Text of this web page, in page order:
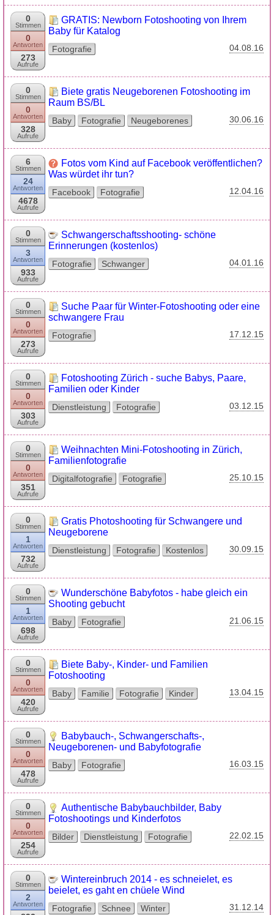
0
Stimmen
0
Antworten
273
Aufrufe
GRATIS: Newborn Fotoshooting von Ihrem
Baby für Katalog
Fotografie 04.08.16
0
Stimmen
0
Antworten
328
Aufrufe
Biete gratis Neugeborenen Fotoshooting im
Raum BS/BL
Baby Fotografie Neugeborenes 30.06.16
6
Stimmen
24
Antworten
4678
Aufrufe
Fotos vom Kind auf Facebook veröffentlichen?
Was würdet ihr tun?
Facebook Fotografie 12.04.16
0
Stimmen
3
Antworten
933
Aufrufe
Schwangerschaftsshooting- schöne
Erinnerungen (kostenlos)
Fotografie Schwanger 04.01.16
0
Stimmen
0
Antworten
273
Aufrufe
Suche Paar für Winter-Fotoshooting oder eine
schwangere Frau
Fotografie 17.12.15
0
Stimmen
0
Antworten
303
Aufrufe
Fotoshooting Zürich - suche Babys, Paare,
Familien oder Kinder
Dienstleistung Fotografie 03.12.15
0
Stimmen
0
Antworten
351
Aufrufe
Weihnachten Mini-Fotoshooting in Zürich,
Familienfotografie
Digitalfotografie Fotografie 25.10.15
0
Stimmen
1
Antworten
732
Aufrufe
Gratis Photoshooting für Schwangere und
Neugeborene
Dienstleistung Fotografie Kostenlos 30.09.15
0
Stimmen
1
Antworten
698
Aufrufe
Wunderschöne Babyfotos - habe gleich ein
Shooting gebucht
Baby Fotografie 21.06.15
0
Stimmen
0
Antworten
420
Aufrufe
Biete Baby-, Kinder- und Familien
Fotoshooting
Baby Familie Fotografie Kinder 13.04.15
0
Stimmen
0
Antworten
478
Aufrufe
Babybauch-, Schwangerschafts-,
Neugeborenen- und Babyfotografie
Baby Fotografie 16.03.15
0
Stimmen
0
Antworten
254
Aufrufe
Authentische Babybauchbilder, Baby
Fotoshootings und Kinderfotos
Bilder Dienstleistung Fotografie 22.02.15
0
Stimmen
2
Antworten
Wintereinbruch 2014 - es schneielet, es
beielet, es gaht en chüele Wind
Fotografie Schnee Winter 31.12.14